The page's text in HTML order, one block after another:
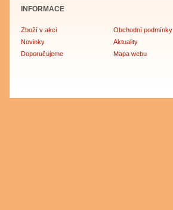
INFORMACE
Zboží v akci
Novinky
Doporučujeme
Obchodní podmínky
Aktuality
Mapa webu